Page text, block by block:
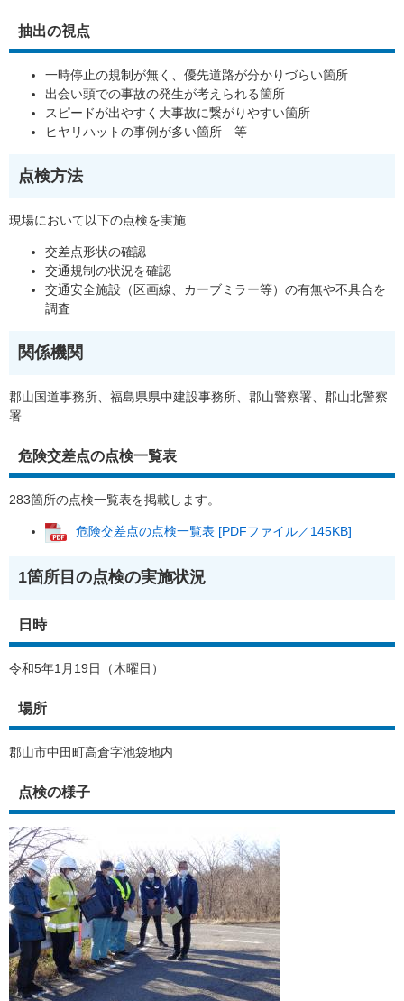
抽出の視点
一時停止の規制が無く、優先道路が分かりづらい箇所
出会い頭での事故の発生が考えられる箇所
スピードが出やすく大事故に繋がりやすい箇所
ヒヤリハットの事例が多い箇所 等
点検方法
現場において以下の点検を実施
交差点形状の確認
交通規制の状況を確認
交通安全施設（区画線、カーブミラー等）の有無や不具合を
調査
関係機関
郡山国道事務所、福島県県中建設事務所、郡山警察署、郡山北警察
署
危険交差点の点検一覧表
283箇所の点検一覧表を掲載します。
危険交差点の点検一覧表 [PDFファイル／145KB]
1箇所目の点検の実施状況
日時
令和5年1月19日（木曜日）
場所
郡山市中田町高倉字池袋地内
点検の様子